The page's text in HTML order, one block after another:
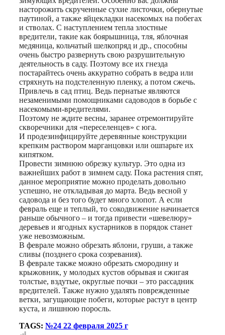
насторожить скрученные сухие листочки, обернутые
паутиной, а также яйцекладки насекомых на побегах
и стволах. С наступлением тепла злостные
вредители, такие как боярышница, тля, яблочная
медяница, кольчатый шелкопряд и др., способны
очень быстро развернуть свою разрушительную
деятельность в саду. Поэтому все их гнезда
постарайтесь очень аккуратно собрать в ведра или
стряхнуть на подстеленную пленку, а потом сжечь.
Привлечь в сад птиц. Ведь пернатые являются
незаменимыми помощниками садоводов в борьбе с
насекомыми-вредителями.
Поэтому не ждите весны, заранее отремонтируйте
скворечники для «переселенцев» с юга.
И продезинфицируйте деревянные конструкции
крепким раствором марганцовки или ошпарьте их
кипятком.
Провести зимнюю обрезку культур. Это одна из
важнейших работ в зимнем саду. Пока растения спят,
данное мероприятие можно проделать довольно
успешно, не откладывая до марта. Ведь весной у
садовода и без того будет много хлопот. А если
февраль еще и теплый, то сокодвижение начинается
раньше обычного – и тогда привести «шевелюру»
деревьев и ягодных кустарников в порядок станет
уже невозможным.
B феврале можно обрезать яблони, груши, а также
сливы (позднего срока созревания).
В феврале также можно обрезать смородину и
крыжовник, у молодых кустов обрывая и сжигая
тoлcтыe, вздутыe, oкpуглыe пoчки – это рассадник
вредителей. Также нужно удалять поврежденные
ветки, загущающие побеги, которые растут в центр
куста, и лишнюю поросль.
TAGS: №24 22 февраля 2025 г